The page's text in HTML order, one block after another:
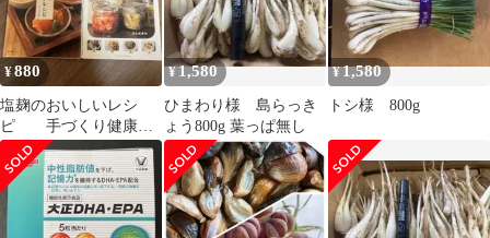
¥880
塩麹のおいしいレシ
ピ 手づくり健康酢
バイブル 2冊セット
¥1,580
ひまわり様 島らっき
ょう800g 葉っぱ無し
¥1,580
トシ様 800g